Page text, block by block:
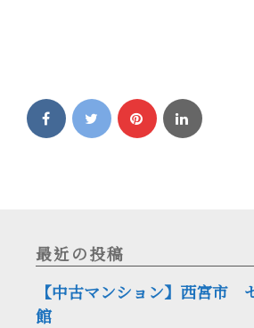
最近の投稿
【中古マンション】西宮市
館